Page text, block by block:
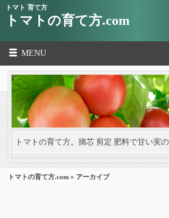
トマト 育て方
トマトの育て方.com
MENU
トマトの育て方。摘芯 剪定 肥料で甘い実の
トマトの育て方.com » アーカイブ